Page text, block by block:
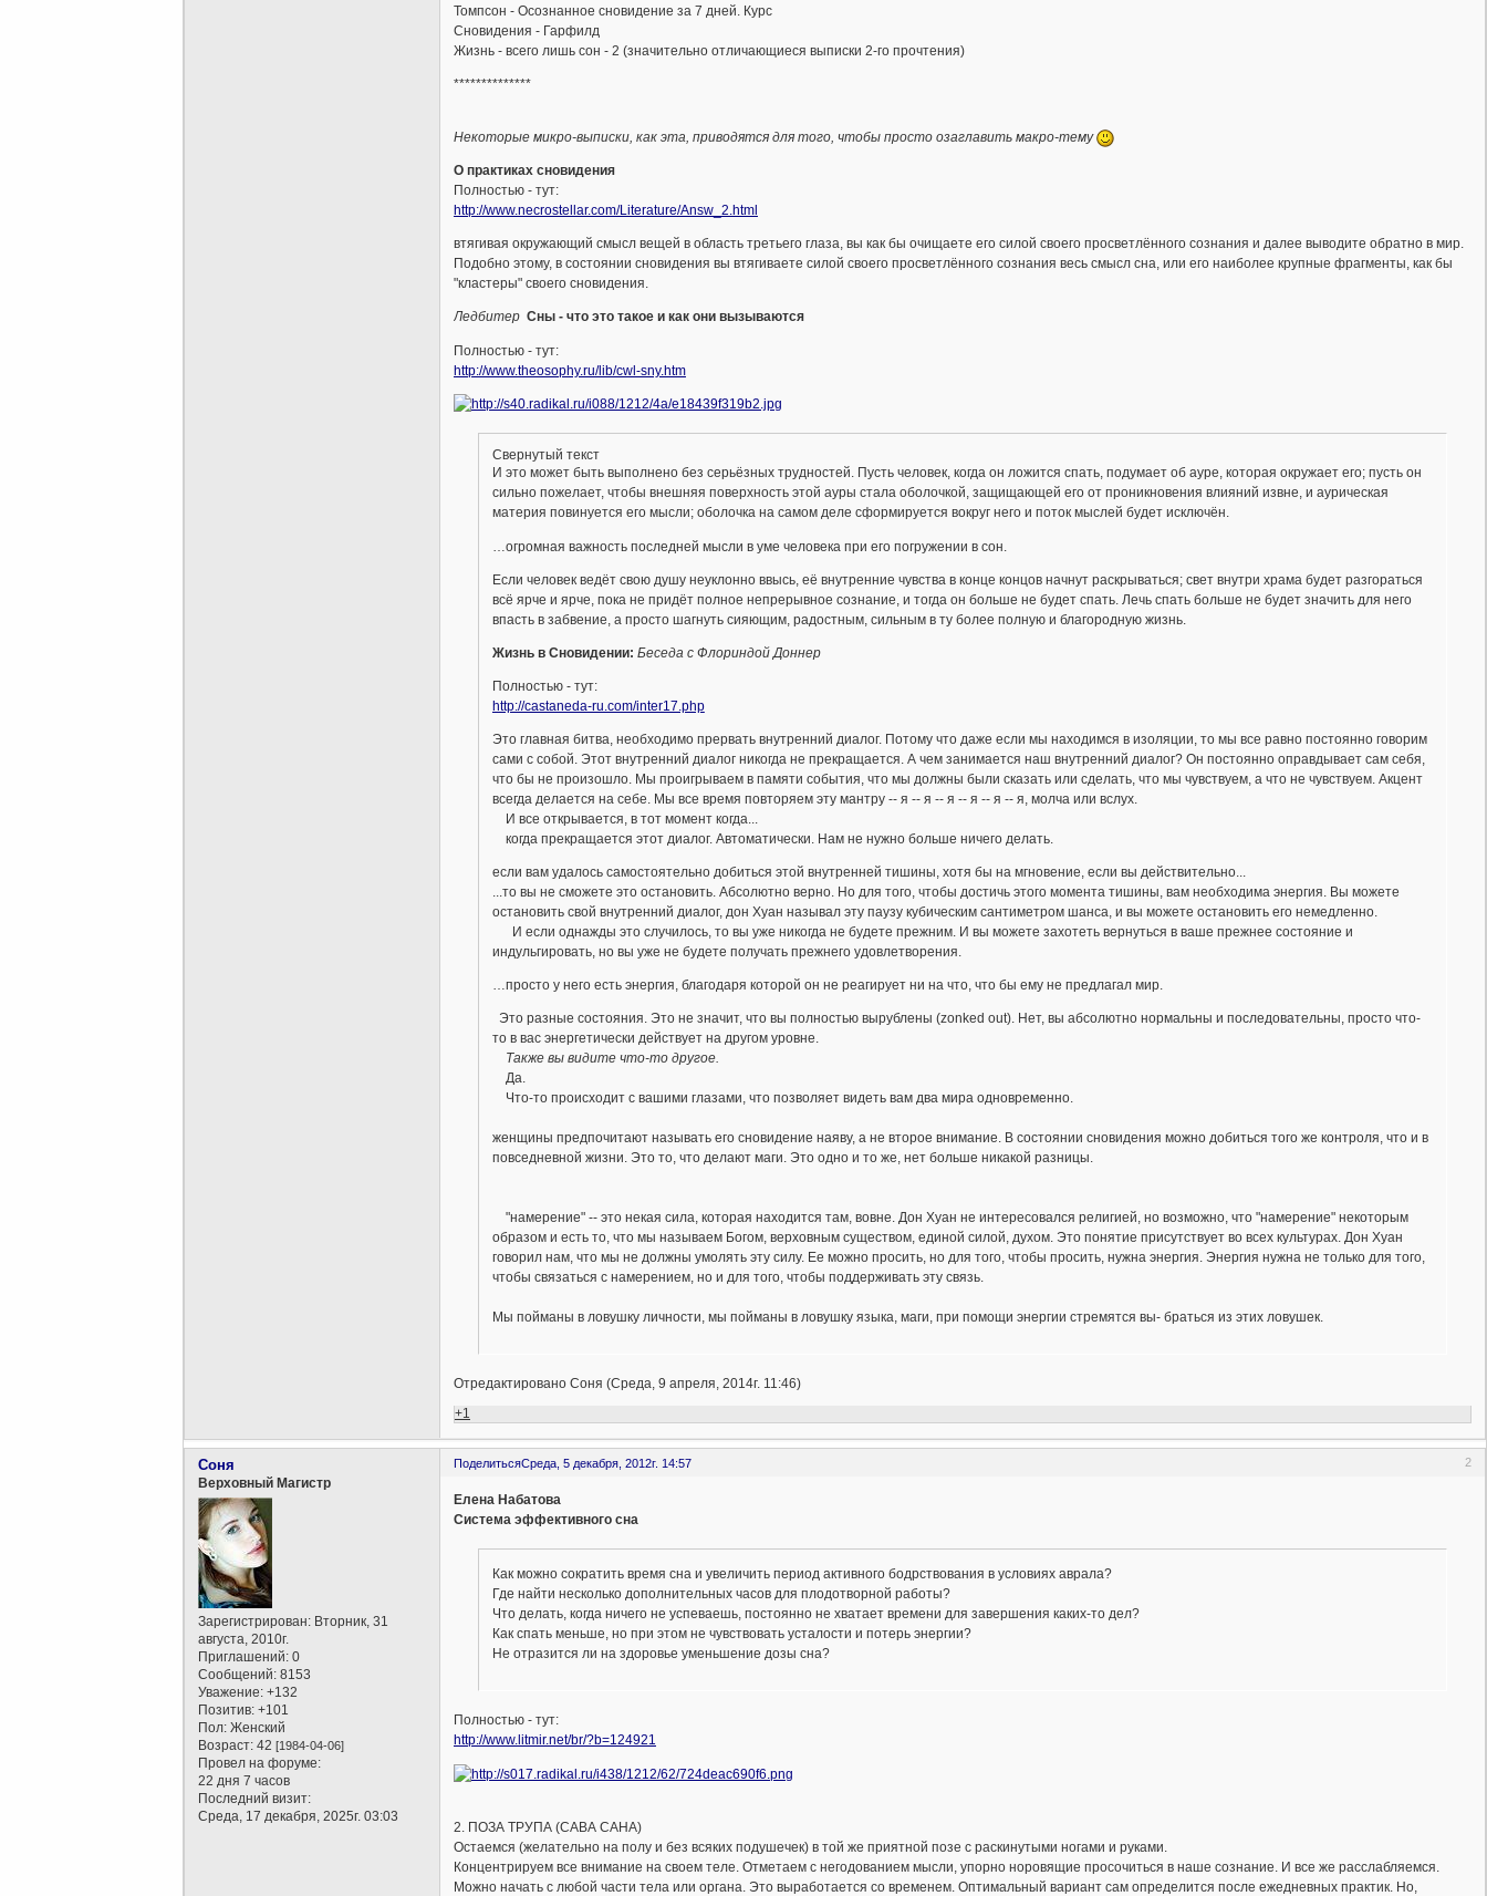
Томпсон - Осознанное сновидение за 7 дней. Курс
Сновидения - Гарфилд
Жизнь - всего лишь сон - 2 (значительно отличающиеся выписки 2-го прочтения)
**************
Некоторые микро-выписки, как эта, приводятся для того, чтобы просто озаглавить макро-тему
О практиках сновидения
Полностью - тут:
http://www.necrostellar.com/Literature/Answ_2.html
втягивая окружающий смысл вещей в область третьего глаза, вы как бы очищаете его силой своего просветлённого сознания и далее выводите обратно в мир.
Подобно этому, в состоянии сновидения вы втягиваете силой своего просветлённого сознания весь смысл сна, или его наиболее крупные фрагменты, как бы
"кластеры" своего сновидения.
Ледбитер Сны - что это такое и как они вызываются
Полностью - тут:
http://www.theosophy.ru/lib/cwl-sny.htm
Свернутый текст
И это может быть выполнено без серьёзных трудностей. Пусть человек, когда он ложится спать, подумает об ауре, которая окружает его; пусть он
сильно пожелает, чтобы внешняя поверхность этой ауры стала оболочкой, защищающей его от проникновения влияний извне, и аурическая
материя повинуется его мысли; оболочка на самом деле сформируется вокруг него и поток мыслей будет исключён.
…огромная важность последней мысли в уме человека при его погружении в сон.
Если человек ведёт свою душу неуклонно ввысь, её внутренние чувства в конце концов начнут раскрываться; свет внутри храма будет разгораться
всё ярче и ярче, пока не придёт полное непрерывное сознание, и тогда он больше не будет спать. Лечь спать больше не будет значить для него
впасть в забвение, а просто шагнуть сияющим, радостным, сильным в ту более полную и благородную жизнь.
Жизнь в Сновидении: Беседа с Флориндой Доннер
Полностью - тут:
http://castaneda-ru.com/inter17.php
Это главная битва, необходимо прервать внутренний диалог. Потому что даже если мы находимся в изоляции, то мы все равно постоянно говорим
сами с собой. Этот внутренний диалог никогда не прекращается. А чем занимается наш внутренний диалог? Он постоянно оправдывает сам себя,
что бы не произошло. Мы проигрываем в памяти события, что мы должны были сказать или сделать, что мы чувствуем, а что не чувствуем. Акцент
всегда делается на себе. Мы все время повторяем эту мантру -- я -- я -- я -- я -- я -- я, молча или вслух.
И все открывается, в тот момент когда...
когда прекращается этот диалог. Автоматически. Нам не нужно больше ничего делать.
если вам удалось самостоятельно добиться этой внутренней тишины, хотя бы на мгновение, если вы действительно...
...то вы не сможете это остановить. Абсолютно верно. Но для того, чтобы достичь этого момента тишины, вам необходима энергия. Вы можете
остановить свой внутренний диалог, дон Хуан называл эту паузу кубическим сантиметром шанса, и вы можете остановить его немедленно.
И если однажды это случилось, то вы уже никогда не будете прежним. И вы можете захотеть вернуться в ваше прежнее состояние и
индульгировать, но вы уже не будете получать прежнего удовлетворения.
…просто у него есть энергия, благодаря которой он не реагирует ни на что, что бы ему не предлагал мир.
Это разные состояния. Это не значит, что вы полностью вырублены (zonked out). Нет, вы абсолютно нормальны и последовательны, просто что-
то в вас энергетически действует на другом уровне.
Также вы видите что-то другое.
Да.
Что-то происходит с вашими глазами, что позволяет видеть вам два мира одновременно.
женщины предпочитают называть его сновидение наяву, а не второе внимание. В состоянии сновидения можно добиться того же контроля, что и в
повседневной жизни. Это то, что делают маги. Это одно и то же, нет больше никакой разницы.
"намерение" -- это некая сила, которая находится там, вовне. Дон Хуан не интересовался религией, но возможно, что "намерение" некоторым
образом и есть то, что мы называем Богом, верховным существом, единой силой, духом. Это понятие присутствует во всех культурах. Дон Хуан
говорил нам, что мы не должны умолять эту силу. Ее можно просить, но для того, чтобы просить, нужна энергия. Энергия нужна не только для того,
чтобы связаться с намерением, но и для того, чтобы поддерживать эту связь.
Мы пойманы в ловушку личности, мы пойманы в ловушку языка, маги, при помощи энергии стремятся вы- браться из этих ловушек.
Отредактировано Соня (Среда, 9 апреля, 2014г. 11:46)
+1
Поделиться 2
Среда, 5 декабря, 2012г. 14:57
Соня
Верховный Магистр
Зарегистрирован: Вторник, 31
августа, 2010г.
Приглашений: 0
Сообщений: 8153
Уважение: +132
Позитив: +101
Пол: Женский
Возраст: 42[1984-04-06]
Провел на форуме:
22 дня 7 часов
Последний визит:
Среда, 17 декабря, 2025г. 03:03
Елена Набатова
Cистема эффективного сна
Как можно сократить время сна и увеличить период активного бодрствования в условиях аврала?
Где найти несколько дополнительных часов для плодотворной работы?
Что делать, когда ничего не успеваешь, постоянно не хватает времени для завершения каких-то дел?
Как спать меньше, но при этом не чувствовать усталости и потерь энергии?
Не отразится ли на здоровье уменьшение дозы сна?
Полностью - тут:
http://www.litmir.net/br/?b=124921
2. ПОЗА ТРУПА (САВА САНА)
Остаемся (желательно на полу и без всяких подушечек) в той же приятной позе с раскинутыми ногами и руками.
Концентрируем все внимание на своем теле. Отметаем с негодованием мысли, упорно норовящие просочиться в наше сознание. И все же расслабляемся.
Можно начать с любой части тела или органа. Это выработается со временем. Оптимальный вариант сам определится после ежедневных практик. Но,